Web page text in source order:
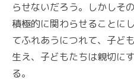
らせないだろう。しかしそ
積極的に関わらせることに
てふれあうにつれて、子ど
生え、子どもたちは親切に
る。